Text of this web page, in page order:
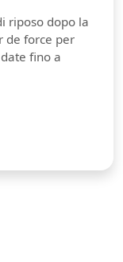
riposo dopo la
de force per
fino a